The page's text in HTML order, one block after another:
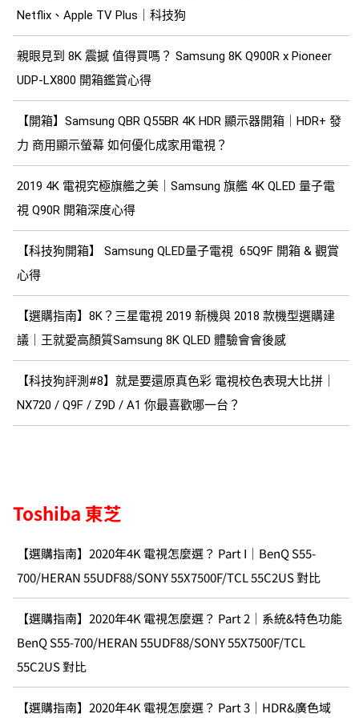
Netflix、Apple TV Plus｜科技狗
親眼見到 8K 震撼 值得買嗎？ Samsung 8K Q900R x Pioneer
UDP-LX800 開箱鑑賞心得
【開箱】Samsung QBR Q55BR 4K HDR 顯示器開箱｜HDR+ 發
力 商用顯示螢幕 如何優化成家用電視？
2019 4K 電視究極旗艦之美｜Samsung 旗艦 4K QLED 量子電
視 Q90R 開箱深度心得
【科技狗開箱】 Samsung QLED量子電視 65Q9F 開箱 & 觀賞
心得
【選購指南】8K？三星電視 2019 新機與 2018 款機型選購建
議｜王就愛高顏質Samsung 8K QLED 體驗會會後感
【科技狗評測#8】就是要還原真色彩 電視校色表現大比拼｜
NX720 / Q9F / Z9D / A1 你最喜歡哪一台？
Toshiba 東芝
【選購指南】2020年4K 電視怎麼選？ Part I｜BenQ S55-
700/HERAN 55UDF88/SONY 55X7500F/TCL 55C2US 對比
【選購指南】2020年4K 電視怎麼選？ Part 2｜系統&特色功能
BenQ S55-700/HERAN 55UDF88/SONY 55X7500F/TCL
55C2US 對比
【選購指南】2020年4K 電視怎麼選？ Part 3｜HDR&廣色域